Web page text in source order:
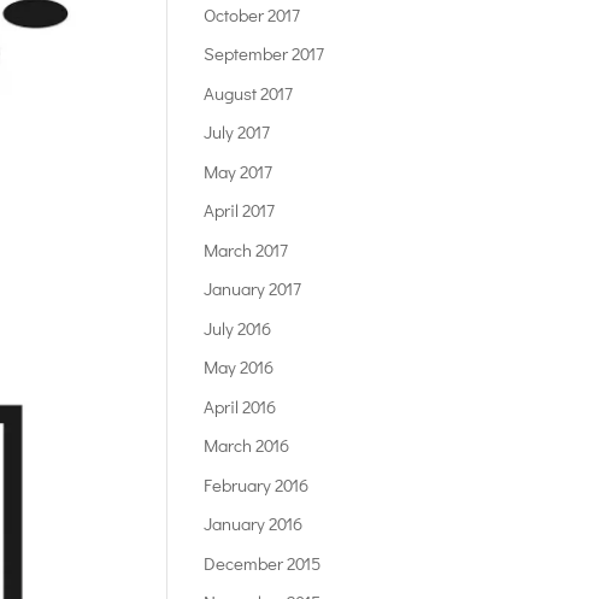
October 2017
September 2017
August 2017
July 2017
May 2017
April 2017
March 2017
January 2017
July 2016
May 2016
April 2016
March 2016
February 2016
January 2016
December 2015